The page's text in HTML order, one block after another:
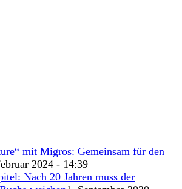
mit Migros: Gemeinsam für den
2024 - 14:39
Nach 20 Jahren muss der